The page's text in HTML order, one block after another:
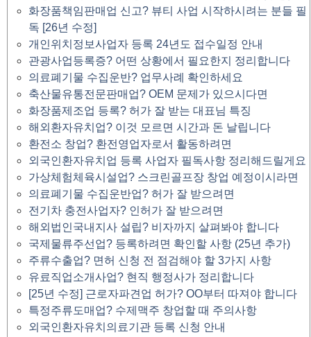
화장품책임판매업 신고? 뷰티 사업 시작하시려는 분들 필
독 [26년 수정]
개인위치정보사업자 등록 24년도 접수일정 안내
관광사업등록증? 어떤 상황에서 필요한지 정리합니다
의료폐기물 수집운반? 업무사례 확인하세요
축산물유통전문판매업? OEM 문제가 있으시다면
화장품제조업 등록? 허가 잘 받는 대표님 특징
해외환자유치업? 이것 모르면 시간과 돈 날립니다
환전소 창업? 환전영업자로서 활동하려면
외국인환자유치업 등록 사업자 필독사항 정리해드릴게요
가상체험체육시설업? 스크린골프장 창업 예정이시라면
의료폐기물 수집운반업? 허가 잘 받으려면
전기차 충전사업자? 인허가 잘 받으려면
해외법인국내지사 설립? 비자까지 살펴봐야 합니다
국제물류주선업? 등록하려면 확인할 사항 (25년 추가)
주류수출업? 면허 신청 전 점검해야 할 3가지 사항
유료직업소개사업? 현직 행정사가 정리합니다
[25년 수정] 근로자파견업 허가? OO부터 따져야 합니다
특정주류도매업? 수제맥주 창업할 때 주의사항
외국인환자유치의료기관 등록 신청 안내